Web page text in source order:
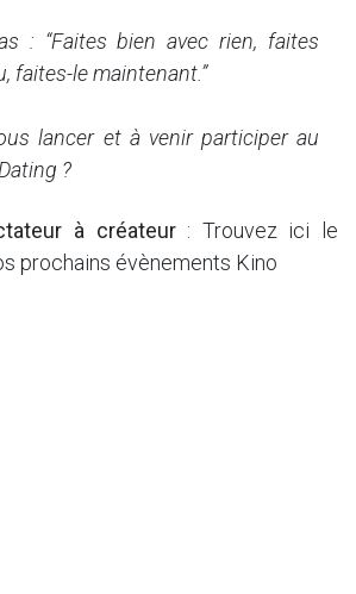
: “Faites bien avec rien, faites
faites-le maintenant.”
lancer et à venir participer au
?
à créateur: Trouvez ici le
prochains évènements Kino